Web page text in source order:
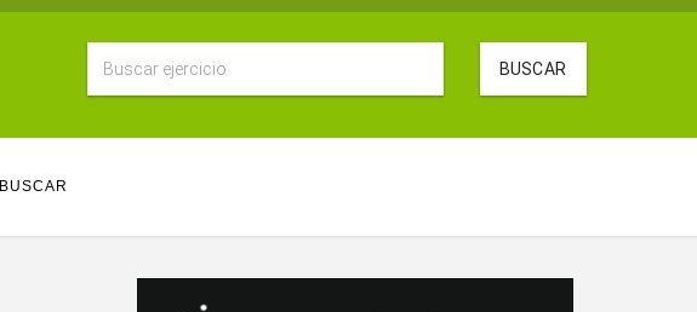
BUSCAR
BUSCAR